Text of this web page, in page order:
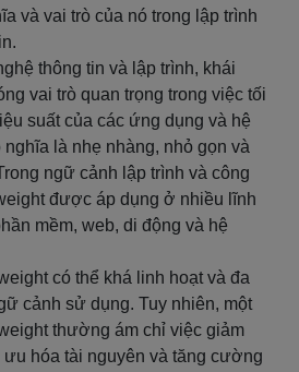
và vai trò của nó trong lập trình
thông tin và lập trình, khái
vai trò quan trọng trong việc tối
suất của các ứng dụng và hệ
là nhẹ nhàng, nhỏ gọn và
ngữ cảnh lập trình và công
được áp dụng ở nhiều lĩnh
mềm, web, di động và hệ
có thể khá linh hoạt và đa
cảnh sử dụng. Tuy nhiên, một
thường ám chỉ việc giảm
hóa tài nguyên và tăng cường